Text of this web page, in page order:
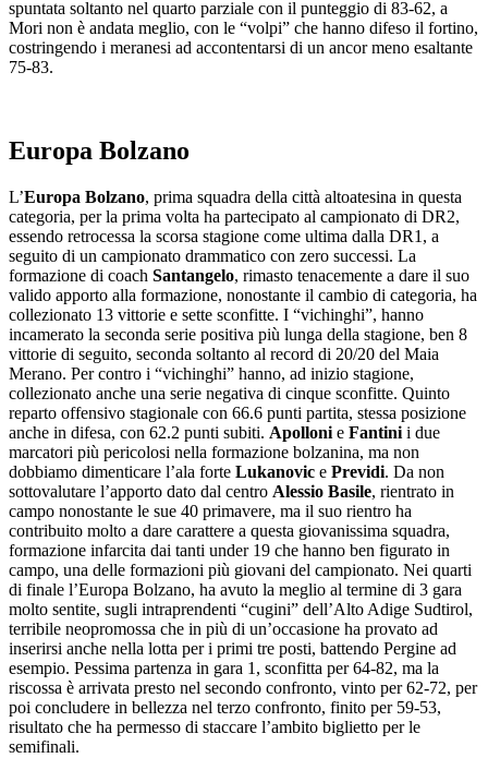
spuntata soltanto nel quarto parziale con il punteggio di 83-62, a
Mori non è andata meglio, con le “volpi” che hanno difeso il fortino,
costringendo i meranesi ad accontentarsi di un ancor meno esaltante
75-83.
Europa Bolzano
L’Europa Bolzano, prima squadra della città altoatesina in questa
categoria, per la prima volta ha partecipato al campionato di DR2,
essendo retrocessa la scorsa stagione come ultima dalla DR1, a
seguito di un campionato drammatico con zero successi. La
formazione di coach Santangelo, rimasto tenacemente a dare il suo
valido apporto alla formazione, nonostante il cambio di categoria, ha
collezionato 13 vittorie e sette sconfitte. I “vichinghi”, hanno
incamerato la seconda serie positiva più lunga della stagione, ben 8
vittorie di seguito, seconda soltanto al record di 20/20 del Maia
Merano. Per contro i “vichinghi” hanno, ad inizio stagione,
collezionato anche una serie negativa di cinque sconfitte. Quinto
reparto offensivo stagionale con 66.6 punti partita, stessa posizione
anche in difesa, con 62.2 punti subiti. Apolloni e Fantini i due
marcatori più pericolosi nella formazione bolzanina, ma non
dobbiamo dimenticare l’ala forte Lukanovic e Previdi. Da non
sottovalutare l’apporto dato dal centro Alessio Basile, rientrato in
campo nonostante le sue 40 primavere, ma il suo rientro ha
contribuito molto a dare carattere a questa giovanissima squadra,
formazione infarcita dai tanti under 19 che hanno ben figurato in
campo, una delle formazioni più giovani del campionato. Nei quarti
di finale l’Europa Bolzano, ha avuto la meglio al termine di 3 gara
molto sentite, sugli intraprendenti “cugini” dell’Alto Adige Sudtirol,
terribile neopromossa che in più di un’occasione ha provato ad
inserirsi anche nella lotta per i primi tre posti, battendo Pergine ad
esempio. Pessima partenza in gara 1, sconfitta per 64-82, ma la
riscossa è arrivata presto nel secondo confronto, vinto per 62-72, per
poi concludere in bellezza nel terzo confronto, finito per 59-53,
risultato che ha permesso di staccare l’ambito biglietto per le
semifinali.